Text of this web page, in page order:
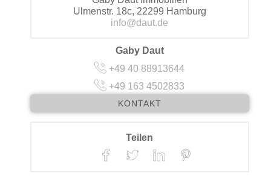
Ulmenstr. 18c, 22299 Hamburg
info@daut.de
Gaby Daut
+49 40 88913644
+49 163 4502833
KONTAKT
Teilen